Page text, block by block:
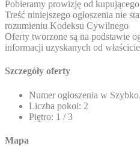
Pobieramy prowizję od
Treść niniejszego ogłoszenia nie
rozumieniu Kodeksu Cywilnego
Oferty tworzone są na podstawie
informacji uzyskanych od
Szczegóły oferty
Numer ogłoszenia w
Liczba pokoi: 2
Piętro: 1 / 3
Mapa